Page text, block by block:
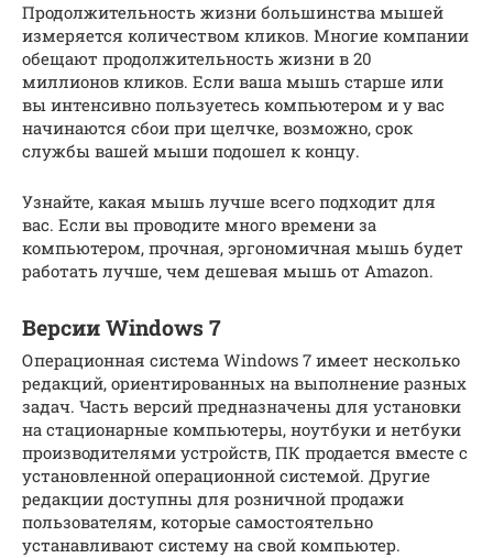
Продолжительность жизни большинства мышей
измеряется количеством кликов. Многие компании
обещают продолжительность жизни в 20
миллионов кликов. Если ваша мышь старше или
вы интенсивно пользуетесь компьютером и у вас
начинаются сбои при щелчке, возможно, срок
службы вашей мыши подошел к концу.
Узнайте, какая мышь лучше всего подходит для
вас. Если вы проводите много времени за
компьютером, прочная, эргономичная мышь будет
работать лучше, чем дешевая мышь от Amazon.
Версии Windows 7
Операционная система Windows 7 имеет несколько
редакций, ориентированных на выполнение разных
задач. Часть версий предназначены для установки
на стационарные компьютеры, ноутбуки и нетбуки
производителями устройств, ПК продается вместе с
установленной операционной системой. Другие
редакции доступны для розничной продажи
пользователям, которые самостоятельно
устанавливают систему на свой компьютер.